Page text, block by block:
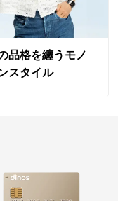
品格を纏うモノ
スタイル